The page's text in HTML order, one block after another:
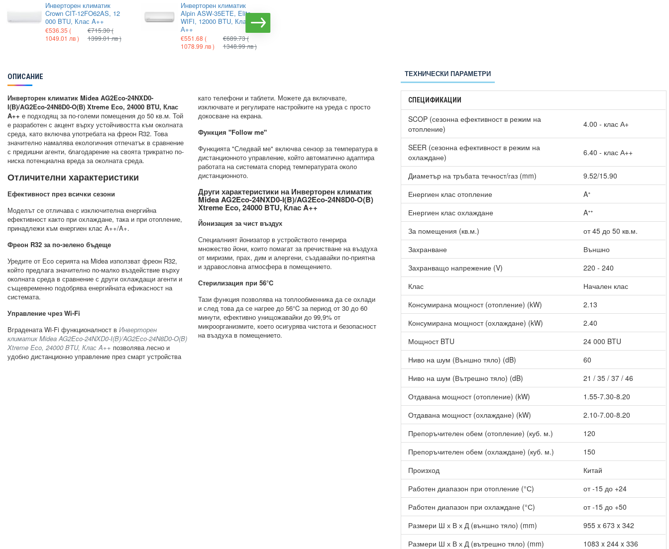
Инверторен климатик
Crown CIT-12FO62AS, 12
000 BTU, Клас A++
€536.35 (
1049.01 лв )
€715.30(
1399.01 лв )
Инверторен климатик
Alpin ASW-35ETE, Elite,
WIFI, 12000 BTU, Клас
А++
€551.68 (
1078.99 лв )
€689.73(
1348.99 лв )
ОПИСАНИЕ
Инверторен климатик Midea AG2Eco-24NXD0-
I(B)/AG2Eco-24N8D0-O(B) Xtreme Eco, 24000 BTU, Клас
A++ е подходящ за по-големи помещения до 50 кв.м. Той
е разработен с акцент върху устойчивостта към околната
среда, като включва употребата на фреон R32. Това
значително намалява екологичния отпечатък в сравнение
с предишни агенти, благодарение на своята трикратно по-
ниска потенциална вреда за околната среда.
Отличителни характеристики
Ефективност през всички сезони
Моделът се отличава с изключителна енергийна
ефективност както при охлаждане, така и при отопление,
принадлежи към енергиен клас A++/A+.
Фреон R32 за по-зелено бъдеще
Уредите от Eco серията на Midea използват фреон R32,
който предлага значително по-малко въздействие върху
околната среда в сравнение с други охлаждащи агенти и
същевременно подобрява енергийната ефикасност на
системата.
Управление чрез Wi-Fi
Вградената Wi-Fi функционалност в Инверторен
климатик Midea AG2Eco-24NXD0-I(B)/AG2Eco-24N8D0-O(B)
Xtreme Eco, 24000 BTU, Клас A++ позволява лесно и
удобно дистанционно управление през смарт устройства
като телефони и таблети. Можете да включвате,
изключвате и регулирате настройките на уреда с просто
докосване на екрана.
Функция "Follow me"
Функцията "Следвай ме" включва сензор за температура в
дистанционното управление, който автоматично адаптира
работата на системата според температурата около
дистанционното.
Други характеристики на Инверторен климатик
Midea AG2Eco-24NXD0-I(B)/AG2Eco-24N8D0-O(B)
Xtreme Eco, 24000 BTU, Клас A++
Йонизация за чист въздух
Специалният йонизатор в устройството генерира
множество йони, които помагат за пречистване на въздуха
от миризми, прах, дим и алергени, създавайки по-приятна
и здравословна атмосфера в помещението.
Стерилизация при 56°C
Тази функция позволява на топлообменника да се охлади
и след това да се нагрее до 56°C за период от 30 до 60
минути, ефективно унищожавайки до 99,9% от
микроорганизмите, което осигурява чистота и безопасност
на въздуха в помещението.
ТЕХНИЧЕСКИ ПАРАМЕТРИ
СПЕЦИФИКАЦИИ
SCOP (сезонна ефективност в режим на
отопление)
4.00 - клас А+
SEER (сезонна ефективност в режим на
охлаждане)
6.40 - клас А++
Диаметър на тръбата течност/газ (mm)
9.52/15.90
Енергиен клас отопление
Aᐩ
Енергиен клас охлаждане
Aᐩᐩ
За помещения (кв.м.)
от 45 до 50 кв.м.
Захранване
Външно
Захранващо напрежение (V)
220 - 240
Клас
Начален клас
Консумирана мощност (отопление) (kW)
2.13
Консумирана мощност (охлаждане) (kW)
2.40
Мощност BTU
24 000 BTU
Ниво на шум (Външно тяло) (dB)
60
Ниво на шум (Вътрешно тяло) (dB)
21 / 35 / 37 / 46
Отдавана мощност (отопление) (kW)
1.55-7.30-8.20
Отдавана мощност (охлаждане) (kW)
2.10-7.00-8.20
Препоръчителен обем (отопление) (куб. м.)
120
Препоръчителен обем (охлаждане) (куб. м.)
150
Произход
Китай
Работен диапазон при отопление (°С)
от -15 до +24
Работен диапазон при охлаждане (°С)
от -15 до +50
Размери Ш х В х Д (външно тяло) (mm)
955 x 673 x 342
Размери Ш х В х Д (вътрешно тяло) (mm)
1083 x 244 x 336